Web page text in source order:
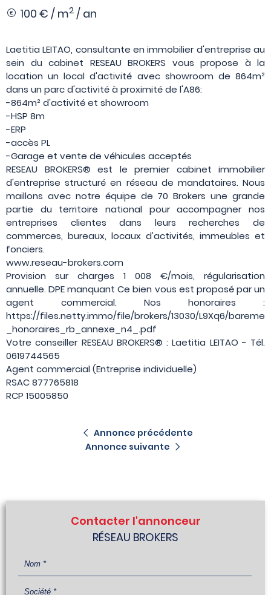
100 € / m2 / an
Laetitia LEITAO, consultante en immobilier d'entreprise au
sein du cabinet RESEAU BROKERS vous propose à la
location un local d'activité avec showroom de 864m²
dans un parc d'activité à proximité de l'A86:
-864m² d'activité et showroom
-HSP 8m
-ERP
-accès PL
-Garage et vente de véhicules acceptés
RESEAU BROKERS® est le premier cabinet immobilier
d'entreprise structuré en réseau de mandataires. Nous
maillons avec notre équipe de 70 Brokers une grande
partie du territoire national pour accompagner nos
entreprises clientes dans leurs recherches de
commerces, bureaux, locaux d'activités, immeubles et
fonciers.
www.reseau-brokers.com
Provision sur charges 1 008 €/mois, régularisation
annuelle. DPE manquant Ce bien vous est proposé par un
agent commercial. Nos honoraires :
https://files.netty.immo/file/brokers/13030/L9Xq6/bareme
_honoraires_rb_annexe_n4_.pdf
Votre conseiller RESEAU BROKERS® : Laetitia LEITAO - Tél.
0619744565
Agent commercial (Entreprise individuelle)
RSAC 877765818
RCP 15005850
Annonce précédente
Annonce suivante
Contacter l'annonceur
RÉSEAU BROKERS